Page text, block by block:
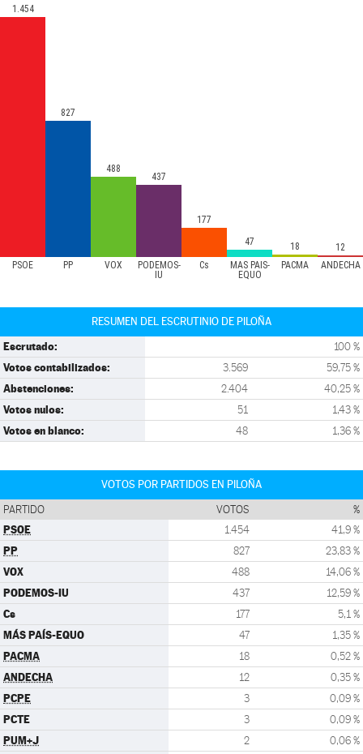
PSOE PP VOX
PODEMOS-
IU
Cs
MÁS PAÍS-
EQUO
PACMA ANDECHA
1.454
827
488
437
177
47
18 12
RESUMEN DEL ESCRUTINIO DE PILOÑA
Escrutado: 100 %
Votos contabilizados: 3.569 59,75 %
Abstenciones: 2.404 40,25 %
Votos nulos: 51 1,43 %
Votos en blanco: 48 1,36 %
VOTOS POR PARTIDOS EN PILOÑA
PARTIDO VOTOS %
PSOE 1.454 41,9 %
PP 827 23,83 %
VOX 488 14,06 %
PODEMOS-IU 437 12,59 %
Cs 177 5,1 %
MÁS PAÍS-EQUO 47 1,35 %
PACMA 18 0,52 %
ANDECHA 12 0,35 %
PCPE 3 0,09 %
PCTE 3 0,09 %
PUM+J 2 0,06 %